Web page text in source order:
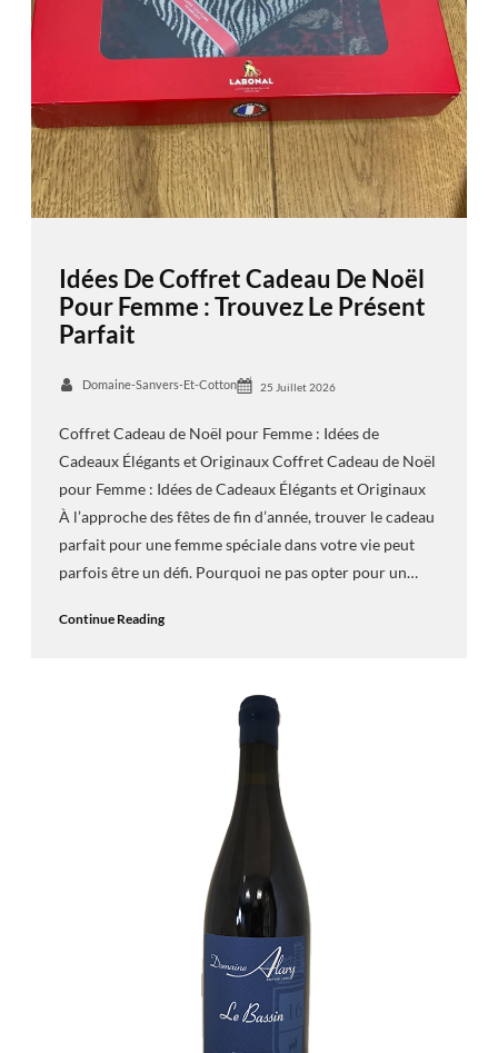
Idées De Coffret Cadeau De Noël
Pour Femme : Trouvez Le Présent
Parfait
Domaine-Sanvers-Et-Cotton 25 Juillet 2026
Coffret Cadeau de Noël pour Femme : Idées de
Cadeaux Élégants et Originaux Coffret Cadeau de Noël
pour Femme : Idées de Cadeaux Élégants et Originaux
À l’approche des fêtes de fin d’année, trouver le cadeau
parfait pour une femme spéciale dans votre vie peut
parfois être un défi. Pourquoi ne pas opter pour un…
Continue Reading